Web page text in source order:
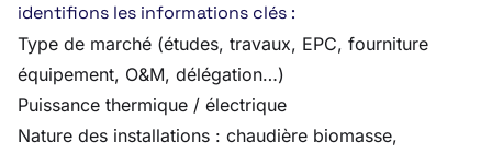
identifions les informations clés :
Type de marché (études, travaux, EPC, fourniture
équipement, O&M, délégation…)
Puissance thermique / électrique
Nature des installations : chaudière biomasse,